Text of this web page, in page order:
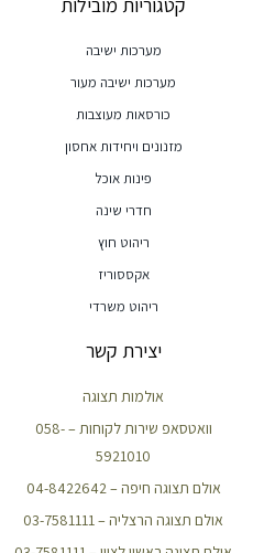
מערכות ישיבה
מערכות ישיבה מעור
כורסאות מעוצבות
מזנונים ויחידות אחסון
פינות אוכל
חדרי שינה
ריהוט חוץ
אקססוריז
ריהוט משרדי
יצירת קשר
אולמות תצוגה
וואטסאפ שירות לקוחות – 058-
5921010
אולם תצוגה חיפה – 04-8422642
אולם תצוגה הרצליה – 03-7581111